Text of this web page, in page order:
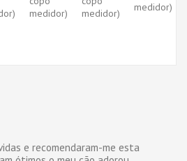
medidor)
medidor)
medidor)
e recomendaram-me esta